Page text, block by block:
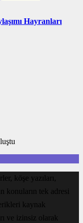
Hayranları
köşe yazıları,
konuların tek adresi
kaynak
ve izinsiz olarak